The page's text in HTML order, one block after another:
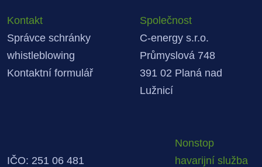
Kontakt
Správce schránky
whistleblowing
Kontaktní formulář
Společnost
C-energy s.r.o.
Průmyslová 748
391 02 Planá nad
Lužnicí
IČO: 251 06 481
Nonstop
havarijní služba